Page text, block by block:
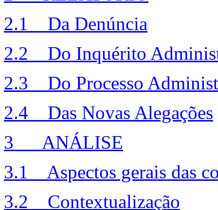
2.1 Da Denúncia
2.2 Do Inquérito
2.3 Do Processo
2.4 Das Novas Alegações
3 ANÁLISE
3.1 Aspectos gerais das
3.2 Contextualização